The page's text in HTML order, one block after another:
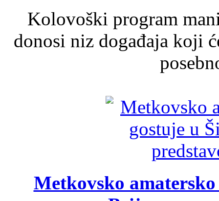
Kolovoški program
donosi niz događaja koji
Metkovsko